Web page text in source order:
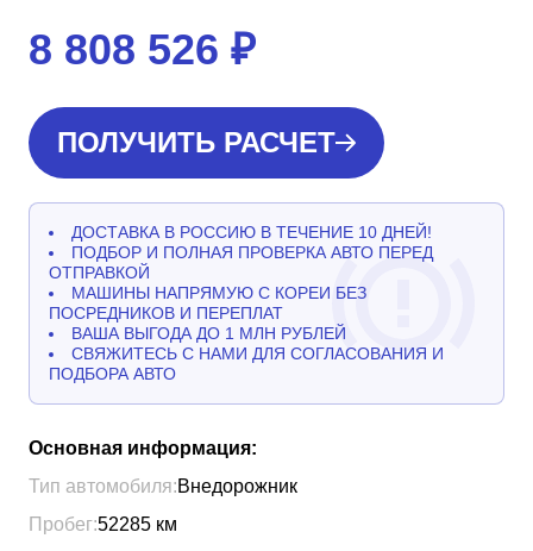
8 808 526 ₽
ПОЛУЧИТЬ РАСЧЕТ
ДОСТАВКА В РОССИЮ В ТЕЧЕНИЕ 10 ДНЕЙ!
ПОДБОР И ПОЛНАЯ ПРОВЕРКА АВТО ПЕРЕД
ОТПРАВКОЙ
МАШИНЫ НАПРЯМУЮ С КОРЕИ БЕЗ
ПОСРЕДНИКОВ И ПЕРЕПЛАТ
ВАША ВЫГОДА ДО 1 МЛН РУБЛЕЙ
СВЯЖИТЕСЬ С НАМИ ДЛЯ СОГЛАСОВАНИЯ И
ПОДБОРА АВТО
Основная информация:
Тип автомобиля:Внедорожник
Пробег:52285 км